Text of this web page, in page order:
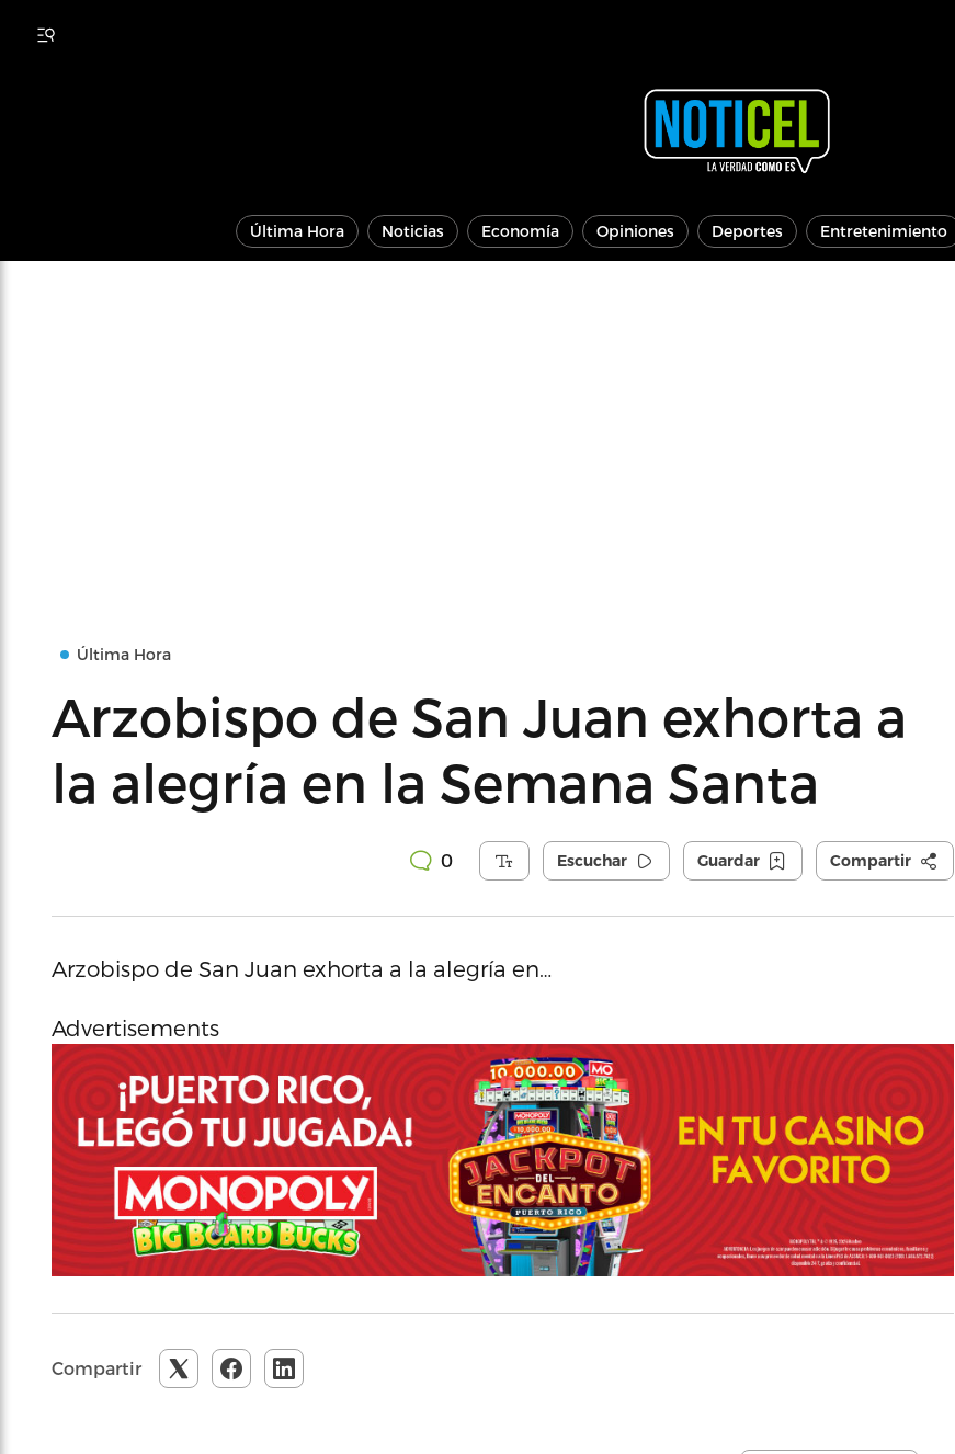
Última Hora Noticias Economía Opiniones Deportes Entretenimiento
Última Hora
Arzobispo de San Juan exhorta a
la alegría en la Semana Santa
0 Escuchar Guardar Compartir
Arzobispo de San Juan exhorta a la alegría en…
Advertisements
Compartir